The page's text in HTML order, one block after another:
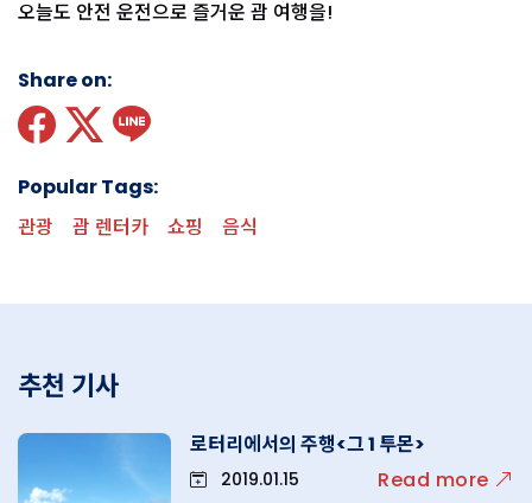
오늘도 안전 운전으로 즐거운 괌 여행을!
Share on:
Popular Tags:
관광
괌 렌터카 쇼핑 음식
추천 기사
로터리에서의 주행<그 1 투몬>
2019.01.15 Read more